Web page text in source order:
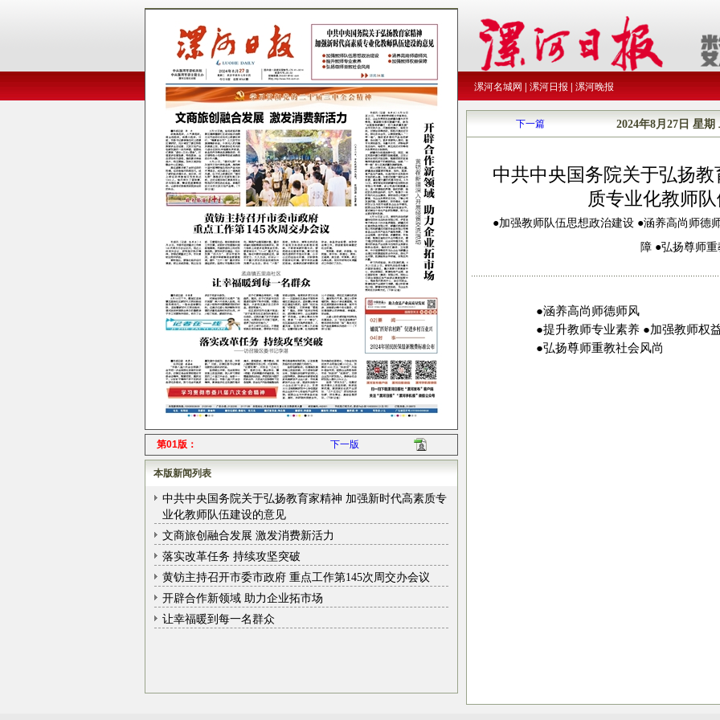
第01版： 下一版
本版新闻列表
中共中央国务院关于弘扬教育家精神 加强新时代高素质专
业化教师队伍建设的意见
文商旅创融合发展 激发消费新活力
落实改革任务 持续攻坚突破
黄钫主持召开市委市政府 重点工作第145次周交办会议
开辟合作新领域 助力企业拓市场
让幸福暖到每一名群众
漯河名城网 漯河日报 漯河晚报
下一篇 2024年8月27日 星期
中共中央国务院关于弘扬
质专业化教师
●加强教师队伍思想政治建设 ●涵养高尚师德
障 ●弘扬尊师
●涵养高尚师德师风
●提升教师专业素养 ●加强教师权
●弘扬尊师重教社会风尚